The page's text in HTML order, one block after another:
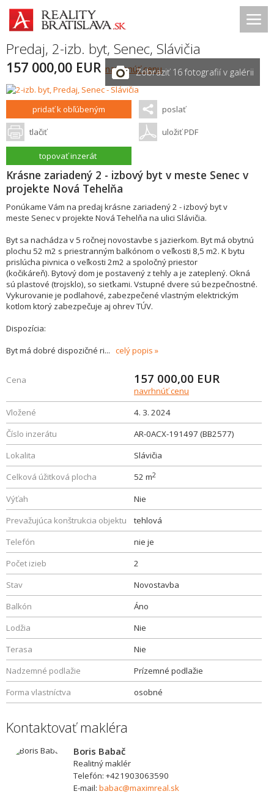
Predaj, 2-izb. byt, Senec, Slávičia
157 000,00 EUR navrhnúť cenuZobraziť 16 fotografií v galérii
pridať k obľúbeným poslať
tlačiť uložiť PDF
topovať inzerát
Krásne zariadený 2 - izbový byt v meste Senec v
projekte Nová Tehelňa
Ponúkame Vám na predaj krásne zariadený 2 - izbový byt v
meste Senec v projekte Nová Tehelňa na ulici Slávičia.
Byt sa nachádza v 5 ročnej novostavbe s jazierkom. Byt má obytnú
plochu 52 m2 s priestranným balkónom o veľkosti 8,5 m2. K bytu
prislúcha pivnica o veľkosti 2m2 a spoločný priestor
(kočikáreň). Bytový dom je postavený z tehly a je zateplený. Okná
sú plastové (trojsklo), so sieťkami. Vstupné dvere sú bezpečnostné.
Vykurovanie je podlahové, zabezpečené vlastným elektrickým
kotlom ktorý zabezpečuje aj ohrev TÚV.
Dispozícia:
Byt má dobré dispozičné ri... celý popis
Cena 157 000,00 EUR
navrhnúť cenu
Vložené
4. 3. 2024
Číslo inzerátu
AR-0ACX-191497 (BB2577)
Lokalita
Slávičia
Celková úžitková plocha
52 m2
Výťah
Nie
Prevažujúca konštrukcia objektu
tehlová
Telefón
nie je
Počet izieb
2
Stav
Novostavba
Balkón
Áno
Lodžia
Nie
Terasa
Nie
Nadzemné podlažie
Prízemné podlažie
Forma vlastníctva
osobné
Kontaktovať makléra
Boris Babač
Realitný maklér
Telefón: +421903063590
E-mail: babac@maximreal.sk